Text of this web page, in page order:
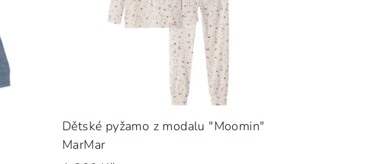
Dětské pyžamo z modalu "Moomin"
MarMar